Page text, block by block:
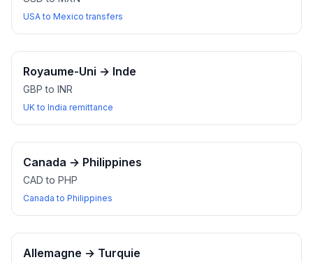
USA to Mexico transfers
Royaume-Uni → Inde
GBP to INR
UK to India remittance
Canada → Philippines
CAD to PHP
Canada to Philippines
Allemagne → Turquie